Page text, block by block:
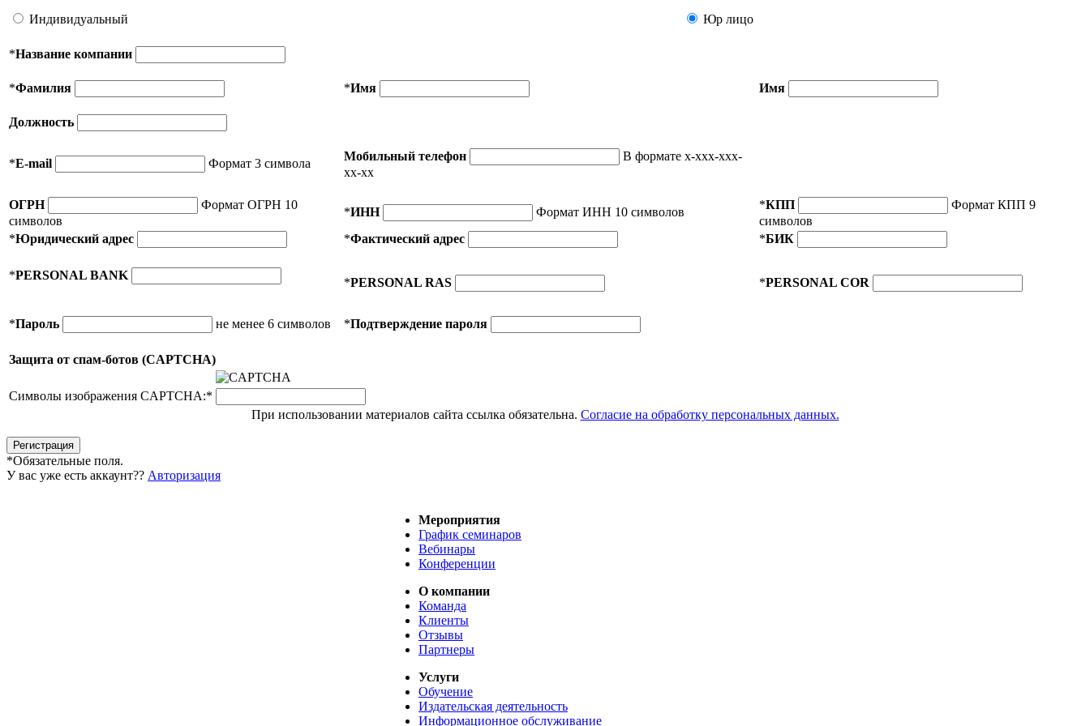
Индивидуальный Юр лицо
*Название компании
*Фамилия *Имя Имя
Должность
*E-mail Формат 3 символа
Мобильный телефон
В формате x-xxx-xxx-
xx-xx
ОГРН
Формат ОГРН 10
символов
*ИНН Формат ИНН 10 символов
*КПП
Формат КПП 9
символов
*Юридический адрес *Фактический адрес *БИК
*PERSONAL BANK
*PERSONAL RAS *PERSONAL COR
*Пароль не менее 6 символов *Подтверждение пароля
Защита от спам-ботов (CAPTCHA)
Символы изображения CAPTCHA:*
При использовании материалов сайта ссылка обязательна. Согласие на обработку персональных данных.
*Обязательные поля.
У вас уже есть аккаунт?? Авторизация
Мероприятия
График семинаров
Вебинары
Конференции
О компании
Команда
Клиенты
Отзывы
Партнеры
Услуги
Обучение
Издательская деятельность
Информационное обслуживание